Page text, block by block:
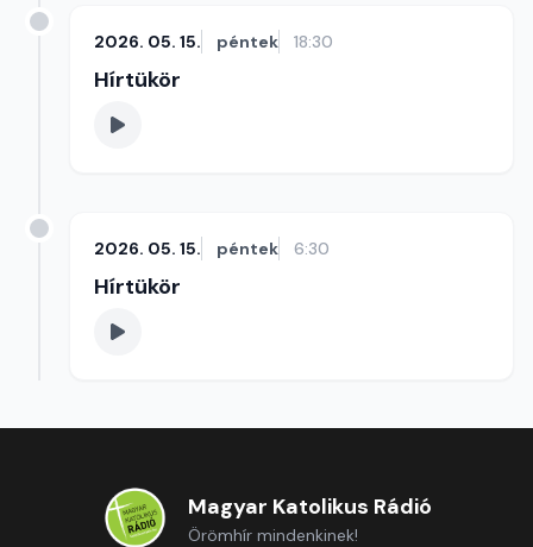
2026. 05. 15. péntek 18:30
Hírtükör
2026. 05. 15. péntek 6:30
Hírtükör
Magyar Katolikus Rádió
Örömhír mindenkinek!